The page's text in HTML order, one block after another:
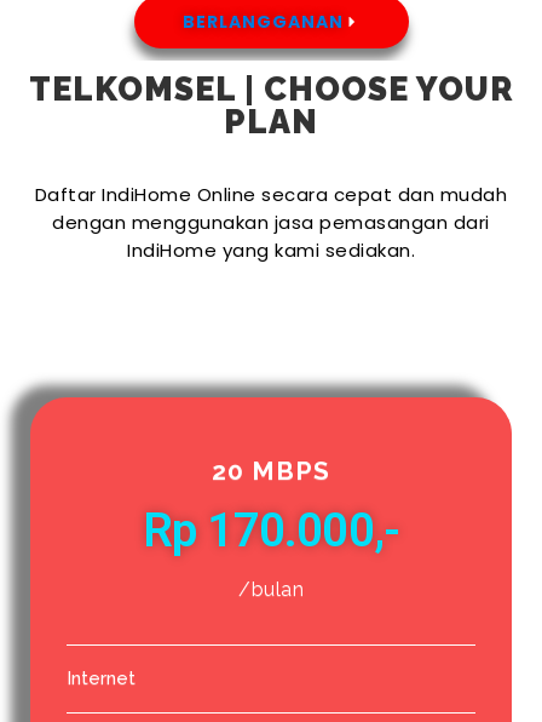
BERLANGGANAN
TELKOMSEL | CHOOSE YOUR
PLAN
Daftar IndiHome Online secara cepat dan mudah
dengan menggunakan jasa pemasangan dari
IndiHome yang kami sediakan.
20 MBPS
Rp 170.000,-
/bulan
Internet